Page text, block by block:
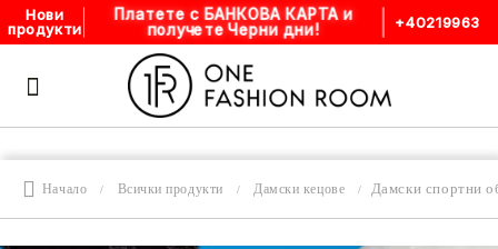
Нови
продукти
Платете с БАНКОВА КАРТА и
получете Черни дни!
+40219963
Начало Всички продукти Дамски кецове Дамски спортни